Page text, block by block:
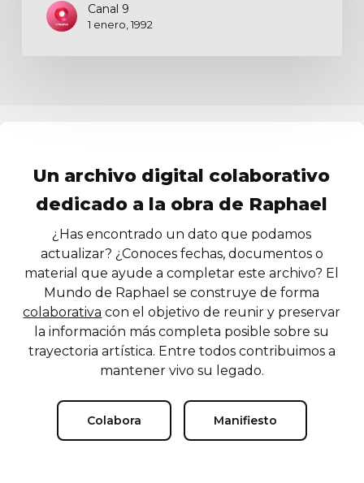
Canal 9
1 enero, 1992
Un archivo digital colaborativo
dedicado a la obra de Raphael
¿Has encontrado un dato que podamos
actualizar? ¿Conoces fechas, documentos o
material que ayude a completar este archivo? El
Mundo de Raphael se construye de forma
colaborativa con el objetivo de reunir y preservar
la información más completa posible sobre su
trayectoria artística. Entre todos contribuimos a
mantener vivo su legado.
Colabora Manifiesto